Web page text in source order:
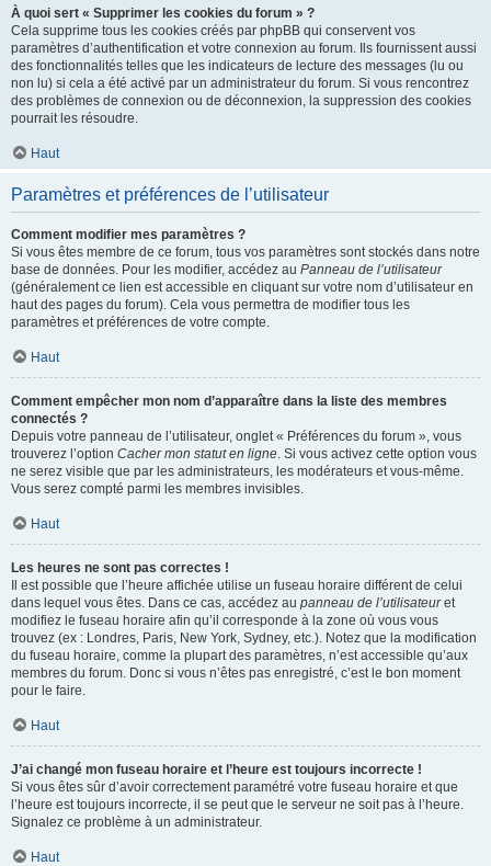
À quoi sert « Supprimer les cookies du forum » ?
Cela supprime tous les cookies créés par phpBB qui conservent vos
paramètres d’authentification et votre connexion au forum. Ils fournissent aussi
des fonctionnalités telles que les indicateurs de lecture des messages (lu ou
non lu) si cela a été activé par un administrateur du forum. Si vous rencontrez
des problèmes de connexion ou de déconnexion, la suppression des cookies
pourrait les résoudre.
Haut
Paramètres et préférences de l’utilisateur
Comment modifier mes paramètres ?
Si vous êtes membre de ce forum, tous vos paramètres sont stockés dans notre
base de données. Pour les modifier, accédez au Panneau de l’utilisateur
(généralement ce lien est accessible en cliquant sur votre nom d’utilisateur en
haut des pages du forum). Cela vous permettra de modifier tous les
paramètres et préférences de votre compte.
Haut
Comment empêcher mon nom d’apparaître dans la liste des membres
connectés ?
Depuis votre panneau de l’utilisateur, onglet « Préférences du forum », vous
trouverez l’option Cacher mon statut en ligne. Si vous activez cette option vous
ne serez visible que par les administrateurs, les modérateurs et vous-même.
Vous serez compté parmi les membres invisibles.
Haut
Les heures ne sont pas correctes !
Il est possible que l’heure affichée utilise un fuseau horaire différent de celui
dans lequel vous êtes. Dans ce cas, accédez au panneau de l’utilisateuret
modifiez le fuseau horaire afin qu’il corresponde à la zone où vous vous
trouvez (ex : Londres, Paris, New York, Sydney, etc.). Notez que la modification
du fuseau horaire, comme la plupart des paramètres, n’est accessible qu’aux
membres du forum. Donc si vous n’êtes pas enregistré, c’est le bon moment
pour le faire.
Haut
J’ai changé mon fuseau horaire et l’heure est toujours incorrecte !
Si vous êtes sûr d’avoir correctement paramétré votre fuseau horaire et que
l’heure est toujours incorrecte, il se peut que le serveur ne soit pas à l’heure.
Signalez ce problème à un administrateur.
Haut